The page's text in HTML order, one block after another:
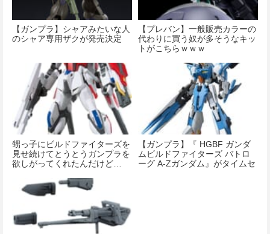
【ガンプラ】シャアみたいな人
のシャア専用ザクが発売決定
【プレバン】一般販売カラーの
代わりに買う奴が多そうなキッ
トがこちらｗｗｗ
甥っ子にビルドファイターズを
見せ続けてとうとうガンプラを
欲しがってくれたんだけど…
【ガンプラ】『 HGBF ガンダ
ムビルドファイターズ バトロ
ーグ A-Zガンダム』がタイムセ